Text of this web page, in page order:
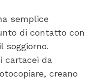
semplice
di contatto con
cartacei da
creano